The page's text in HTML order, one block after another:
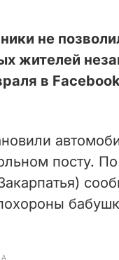
не
жителей
в
посту.